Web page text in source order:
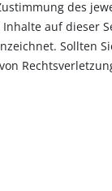
des
auf dieser
Sollten